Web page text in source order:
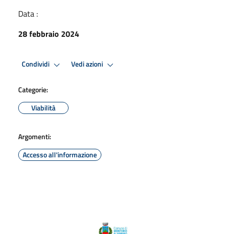
Data :
28 febbraio 2024
Condividi Vedi azioni
Categorie:
Viabilità
Argomenti:
Accesso all'informazione